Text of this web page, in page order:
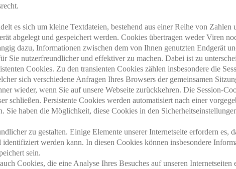
es sich um kleine Textdateien, bestehend aus einer Reihe von Zahlen
abgelegt und gespeichert werden. Cookies übertragen weder Viren
dazu, Informationen zwischen dem von Ihnen genutzten Endgerät
Sie nutzerfreundlicher und effektiver zu machen. Dabei ist zu
Cookies. Zu den transienten Cookies zählen insbesondere die
sich verschiedene Anfragen Ihres Browsers der gemeinsamen
wieder, wenn Sie auf unsere Webseite zurückkehren. Die Session-
schließen. Persistente Cookies werden automatisiert nach einer
Sie haben die Möglichkeit, diese Cookies in den
zu gestalten. Einige Elemente unserer Internetseite erfordern es,
werden kann. In diesen Cookies können insbesondere
sein.
Cookies, die eine Analyse Ihres Besuches auf unseren Internetseiten